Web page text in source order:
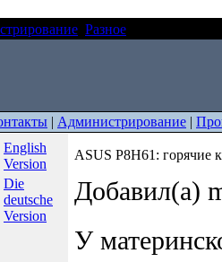
Разное
| Администрирование |
English
Version
Die
deutsche
Version
ASUS P8H61: горячие
Добавил(а)
У